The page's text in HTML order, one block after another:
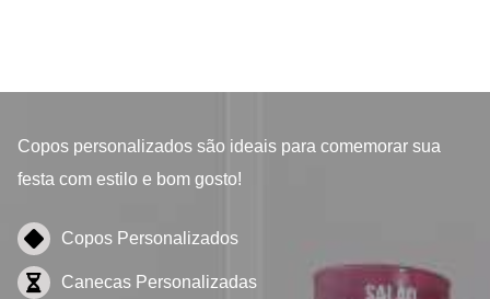
Copos personalizados são ideais para comemorar sua
festa com estilo e bom gosto!
Copos Personalizados
Canecas Personalizadas